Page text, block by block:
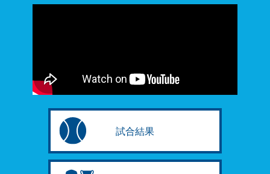
試合結果